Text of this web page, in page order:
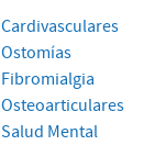
Cardivasculares
Ostomías
Fibromialgia
Osteoarticulares
Salud Mental